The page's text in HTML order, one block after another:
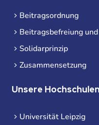
Beitragsordnung
Beitragsbefreiung
Solidarprinzip
Zusammensetzung
Unsere Hochschulen
Universität Leipzig